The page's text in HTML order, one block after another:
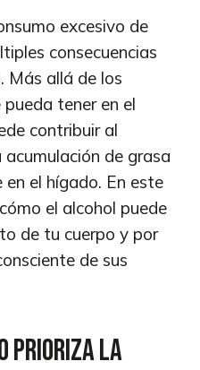
excesivo de
consecuencias
Más allá de los
tener en el
contribuir al
de grasa
el hígado. En este
el alcohol puede
de tu cuerpo y por
de sus
prioriza la